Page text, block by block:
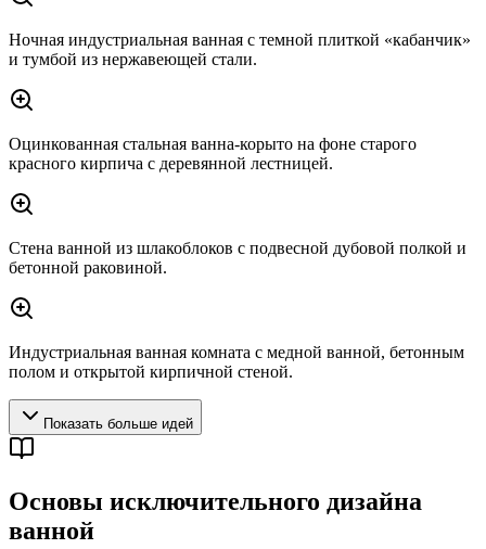
Ночная индустриальная ванная с темной плиткой «кабанчик»
и тумбой из нержавеющей стали.
Оцинкованная стальная ванна-корыто на фоне старого
красного кирпича с деревянной лестницей.
Стена ванной из шлакоблоков с подвесной дубовой полкой и
бетонной раковиной.
Индустриальная ванная комната с медной ванной, бетонным
полом и открытой кирпичной стеной.
Показать больше идей
Основы исключительного дизайна
ванной